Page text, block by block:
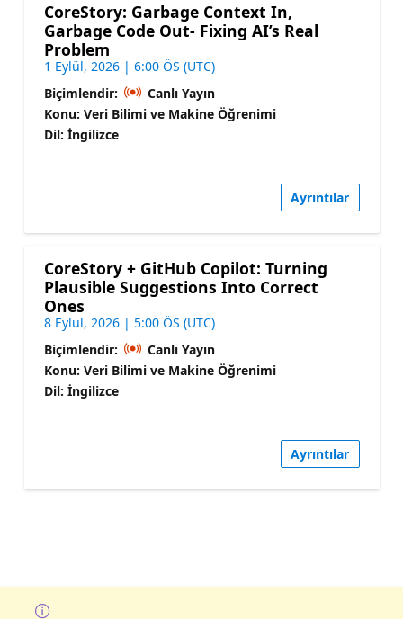
CoreStory: Garbage Context In,
Garbage Code Out- Fixing AI’s Real
Problem
1 Eylül, 2026 | 6:00 ÖS (UTC)
Biçimlendir:
Canlı Yayın
Konu: Veri Bilimi ve Makine Öğrenimi
Dil: İngilizce
Ayrıntılar
CoreStory + GitHub Copilot: Turning
Plausible Suggestions Into Correct
Ones
8 Eylül, 2026 | 5:00 ÖS (UTC)
Biçimlendir:
Canlı Yayın
Konu: Veri Bilimi ve Makine Öğrenimi
Dil: İngilizce
Ayrıntılar